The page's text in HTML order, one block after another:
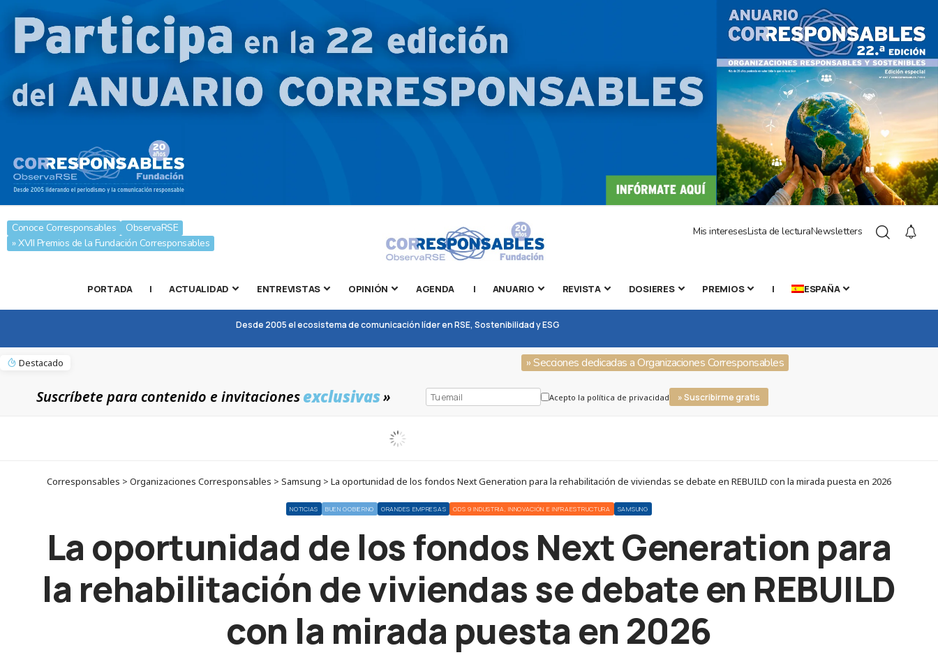
Conoce Corresponsables
ObservaRSE
» XVII Premios de la Fundación Corresponsables
Mis interesesLista de lecturaNewsletters
PORTADA | ACTUALIDAD ENTREVISTAS OPINIÓN AGENDA | ANUARIO REVISTA DOSIERES PREMIOS | ESPAÑA
Desde 2005 el ecosistema de comunicación líder en RSE, Sostenibilidad y ESG
Destacado » Secciones dedicadas a Organizaciones Corresponsables
Suscríbete para contenido e invitacionesexclusivas» Acepto la política de privacidad » Suscribirme gratis
Corresponsables > Organizaciones Corresponsables > Samsung > La oportunidad de los fondos Next Generation para la rehabilitación de viviendas se debate en REBUILD con la mirada puesta en 2026
NOTICIAS BUEN GOBIERNO GRANDES EMPRESAS ODS 9 INDUSTRIA, INNOVACIÓN E INFRAESTRUCTURA SAMSUNG
La oportunidad de los fondos Next Generation para
la rehabilitación de viviendas se debate en REBUILD
con la mirada puesta en 2026